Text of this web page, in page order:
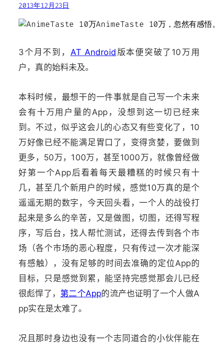
2013年12月23日
AnimeTaste 10万，忽然有感悟
3个月不到， AT Android 版本便突破了10万用
户，真的始料未及。
本科时候，最想干的一件事就是自己写一个未来
会有十万用户量的App，没想到这一切已经来
到。不过，似乎这会儿的心态又有些变化了，10
万好像已经不能满足胃口了，变得贪婪，要做到
更多，50万，100万，甚至1000万，就像曾经做
好第一个App后看着每天最糟糕的时候只有十
几，甚至几个新用户的时候，感觉10万真的是个
遥遥无期的数字，今天回头看，一个人的战役打
起来是多么的辛苦，又是做图，切图，还得写程
序，写后台，找人帮忙测试，还得去传到各个市
场（各个市场的恶心程度，只有传过一次才能深
有感触），没有足够的时间去准确的定位App的
目标，只是感觉到累，能坚持完感觉那会儿已经
很彪悍了， 第二个App的流产也证明了一个人做A
pp实在是太难了。
况且那时身边也没有一个志同道合的小伙伴能在